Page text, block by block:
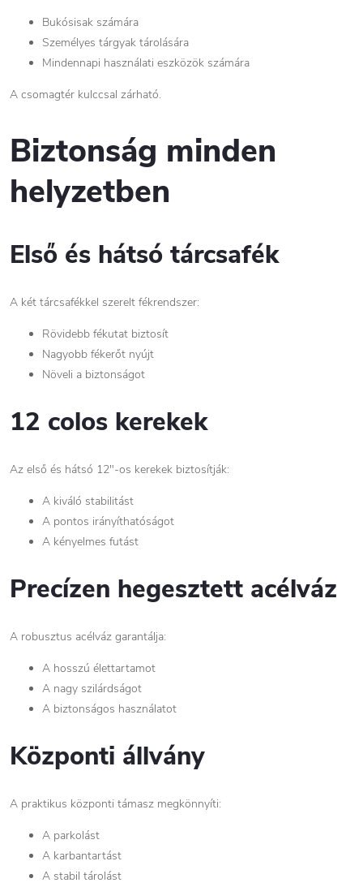
Bukósisak számára
Személyes tárgyak tárolására
Mindennapi használati eszközök számára
A csomagtér kulccsal zárható.
Biztonság minden
helyzetben
Első és hátsó tárcsafék
A két tárcsafékkel szerelt fékrendszer:
Rövidebb fékutat biztosít
Nagyobb fékerőt nyújt
Növeli a biztonságot
12 colos kerekek
Az első és hátsó 12"-os kerekek biztosítják:
A kiváló stabilitást
A pontos irányíthatóságot
A kényelmes futást
Precízen hegesztett acélváz
A robusztus acélváz garantálja:
A hosszú élettartamot
A nagy szilárdságot
A biztonságos használatot
Központi állvány
A praktikus központi támasz megkönnyíti:
A parkolást
A karbantartást
A stabil tárolást